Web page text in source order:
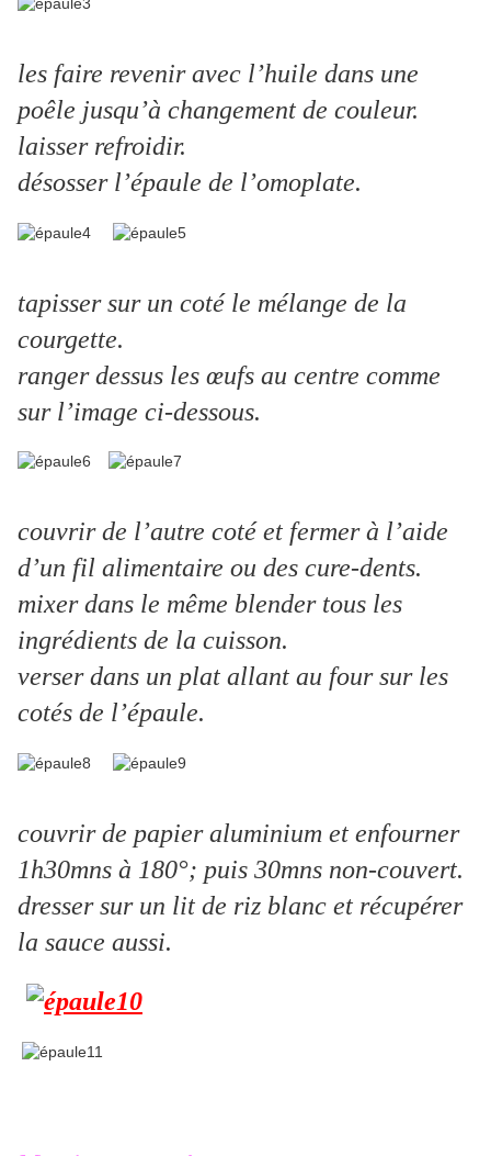
les faire revenir avec l’huile dans une
poêle jusqu’à changement de couleur.
laisser refroidir.
désosser l’épaule de l’omoplate.
tapisser sur un coté le mélange de la
courgette.
ranger dessus les œufs au centre comme
sur l’image ci-dessous.
couvrir de l’autre coté et fermer à l’aide
d’un fil alimentaire ou des cure-dents.
mixer dans le même blender tous les
ingrédients de la cuisson.
verser dans un plat allant au four sur les
cotés de l’épaule.
couvrir de papier aluminium et enfourner
1h30mns à 180°; puis 30mns non-couvert.
dresser sur un lit de riz blanc et récupérer
la sauce aussi.